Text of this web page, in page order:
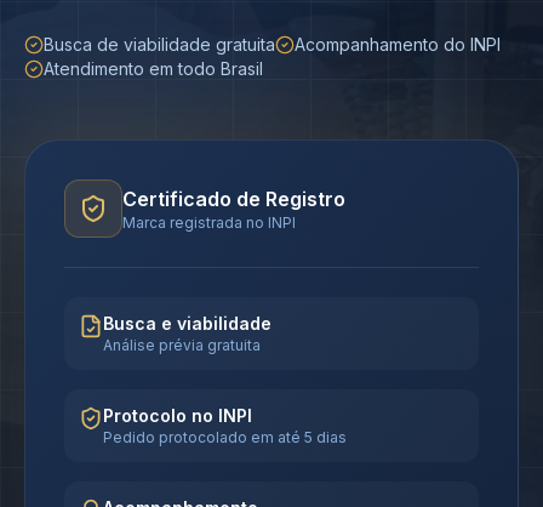
Busca de viabilidade gratuita
Acompanhamento do INPI
Atendimento em todo Brasil
Certificado de Registro
Marca registrada no INPI
Busca e viabilidade
Análise prévia gratuita
Protocolo no INPI
Pedido protocolado em até 5 dias